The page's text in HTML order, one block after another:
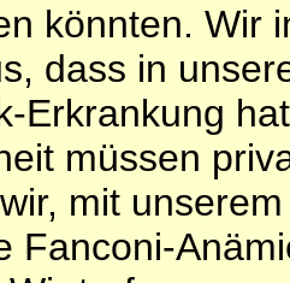
könnten. Wir
dass in
Erkrankung
müssen
mit
Fanconi-